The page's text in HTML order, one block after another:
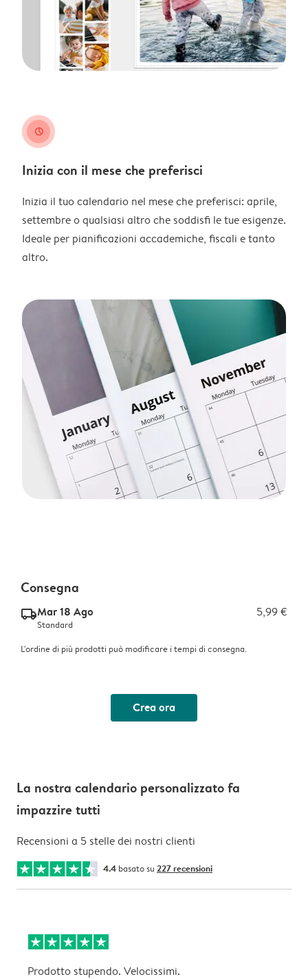
clock
Inizia con il mese che preferisci
Inizia il tuo calendario nel mese che preferisci: aprile,
settembre o qualsiasi altro che soddisfi le tue esigenze.
Ideale per pianificazioni accademiche, fiscali e tanto
altro.
Consegna
delivery_standard_v2Mar 18 Ago 5,99 €
Standard
L'ordine di più prodotti può modificare i tempi di consegna.
Crea ora
La nostra calendario personalizzato fa
impazzire tutti
Recensioni a 5 stelle dei nostri clienti
4.4 basato su 227 recensioni
Prodotto stupendo. Velocissimi.